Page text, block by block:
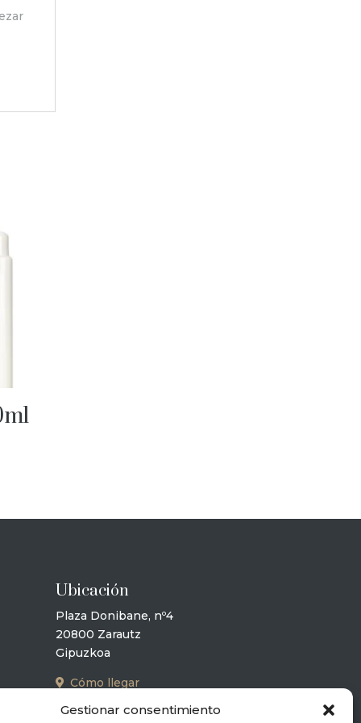
Gestionar consentimiento
Ubicación
Plaza Donibane, nº4
20800 Zarautz
Gipuzkoa
Cómo llegar